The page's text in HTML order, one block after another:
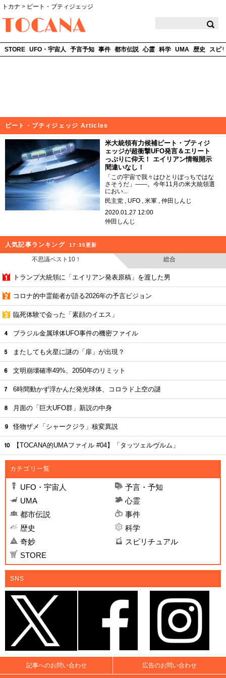
トカナ > ピート・ブティジェッジ
STORE UFO・宇宙人 予言予知 事件 都市伝説 心霊 科学 UMA 歴史 スピ
ピート・ブティジェッジ Articles
米大統領有力候補ピート・ブティジ
ェッジが超衝撃UFO発言＆エリート
っぷりに仰天！ エイリアン情報開示
間違いなし！
「この宇宙で我々はひとりぼっちではな
さそうだ」――。今年11月の米大統領選
におい...
民主党
UFO 米軍
仲田しんじ
2020.01.27 12:00
仲田しんじ
人気記事ランキング 17:35更新
不思議ベスト10！ 総合
トランプ大統領に「エイリアン発表原稿」を渡した男
コロナ的中霊能者が語る2026年の予言ビジョン
臨死体験で会った「素顔のイエス」
ブラジル金属球体UFO事件の機密ファイル
またしても火星に謎の「扉」が出現？
文明崩壊確率49%、2050年のリミット
6時間動かず浮かんだ発光球体、コロラド上空の謎
月面の「巨大UFO群」新説の中身
怪物ザメ「シャークジラ」核変異説
【TOCANA的UMAファイル #04】「タッツェルヴルム」
カテゴリ一覧
UFO・宇宙人
予言・予知
UMA
心霊
都市伝説
事件
歴史
科学
奇妙
スピリチュアル
STORE
SNS
記事へのお問い合わせ 広告のお問い合わせ